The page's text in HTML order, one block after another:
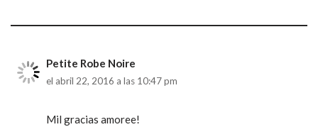
Petite Robe Noire
el abril 22, 2016 a las 10:47 pm
Mil gracias amoree!